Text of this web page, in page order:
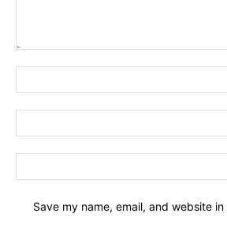
Save my name, email, and website